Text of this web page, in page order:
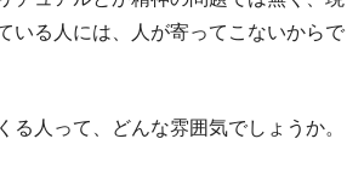
いる人には、人が寄ってこないからで
る人って、どんな雰囲気でしょうか。